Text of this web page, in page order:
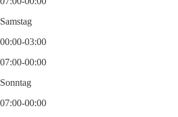
Samstag
00:00-03:00
07:00-00:00
Sonntag
07:00-00:00